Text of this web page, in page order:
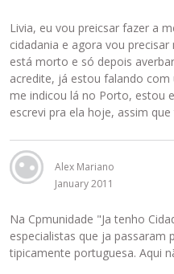
Livia, eu vou preicsar fazer a
cidadania e agora vou
está morto e só depois
acredite, já estou falando
me indicou lá no Porto, estou
escrevi pra ela hoje, assim
Alex Mariano
January 2011
Na Cpmunidade "Ja tenho
especialistas que ja passaram
tipicamente portuguesa. Aqui